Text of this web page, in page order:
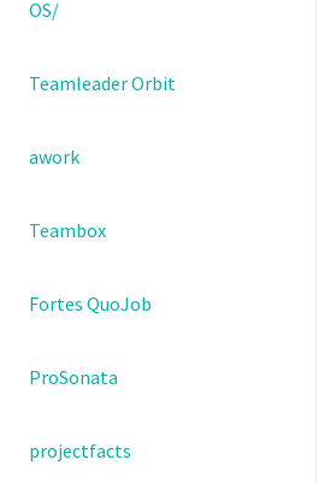
Teamleader Orbit
awork
Teambox
Fortes QuoJob
ProSonata
projectfacts
poool